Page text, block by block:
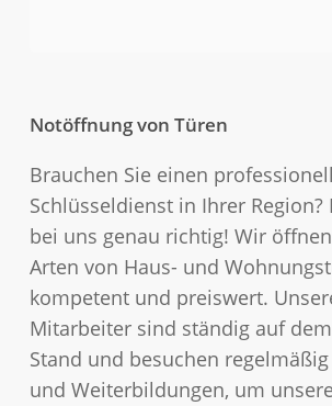
Notöffnung von Türen
Brauchen Sie einen
Schlüsseldienst in Ihrer Region?
bei uns genau richtig! Wir
Arten von Haus- und
kompetent und preiswert.
Mitarbeiter sind ständig auf
Stand und besuchen
und Weiterbildungen, um